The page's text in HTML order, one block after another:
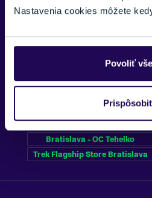
Nastavenia cookies môžete
Povoliť
Bratislava - OC Tehelko
Trek Flagship Store Bratislava
Trenčín